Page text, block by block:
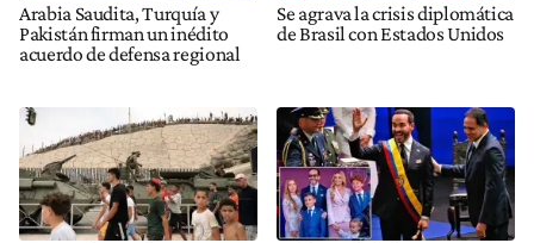
Arabia Saudita, Turquía y
Pakistán firman un inédito
acuerdo de defensa regional
Se agrava la crisis diplomática
de Brasil con Estados Unidos